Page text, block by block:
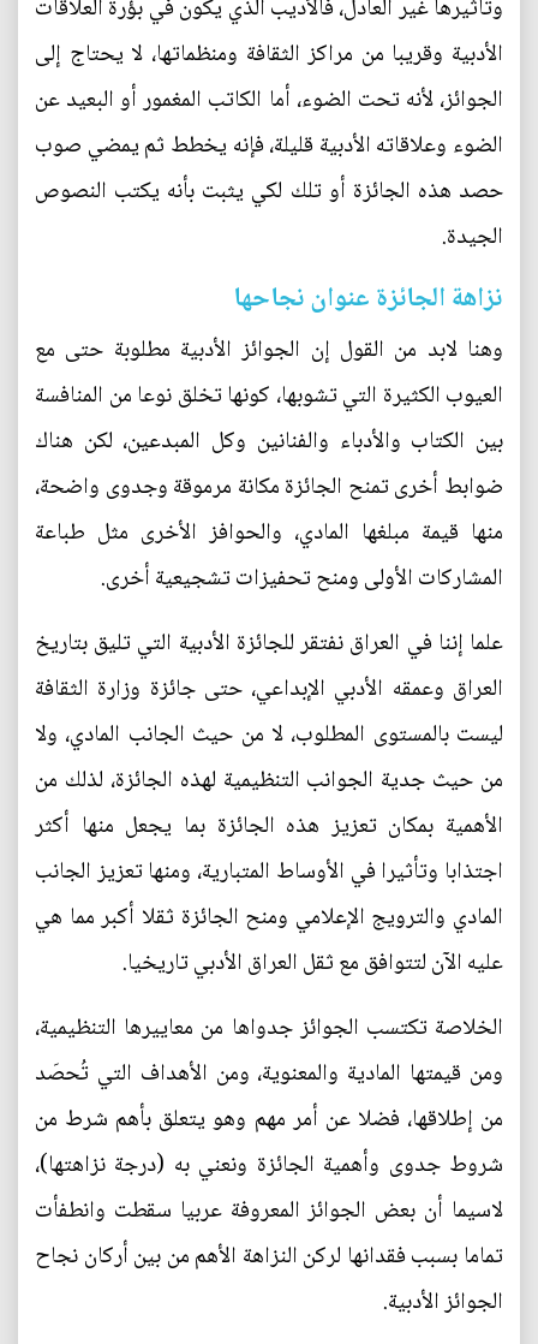
وتأثيرها غير العادل، فالأديب الذي يكون في بؤرة العلاقات
الأدبية وقريبا من مراكز الثقافة ومنظماتها، لا يحتاج إلى
الجوائز، لأنه تحت الضوء، أما الكاتب المغمور أو البعيد عن
الضوء وعلاقاته الأدبية قليلة، فإنه يخطط ثم يمضي صوب
حصد هذه الجائزة أو تلك لكي يثبت بأنه يكتب النصوص
الجيدة.
نزاهة الجائزة عنوان نجاحها
وهنا لابد من القول إن الجوائز الأدبية مطلوبة حتى مع
العيوب الكثيرة التي تشوبها، كونها تخلق نوعا من المنافسة
بين الكتاب والأدباء والفنانين وكل المبدعين، لكن هناك
ضوابط أخرى تمنح الجائزة مكانة مرموقة وجدوى واضحة،
منها قيمة مبلغها المادي، والحوافز الأخرى مثل طباعة
المشاركات الأولى ومنح تحفيزات تشجيعية أخرى.
علما إننا في العراق نفتقر للجائزة الأدبية التي تليق بتاريخ
العراق وعمقه الأدبي الإبداعي، حتى جائزة وزارة الثقافة
ليست بالمستوى المطلوب، لا من حيث الجانب المادي، ولا
من حيث جدية الجوانب التنظيمية لهذه الجائزة، لذلك من
الأهمية بمكان تعزيز هذه الجائزة بما يجعل منها أكثر
اجتذابا وتأثيرا في الأوساط المتبارية، ومنها تعزيز الجانب
المادي والترويج الإعلامي ومنح الجائزة ثقلا أكبر مما هي
عليه الآن لتتوافق مع ثقل العراق الأدبي تاريخيا.
الخلاصة تكتسب الجوائز جدواها من معاييرها التنظيمية،
ومن قيمتها المادية والمعنوية، ومن الأهداف التي تُحصَد
من إطلاقها، فضلا عن أمر مهم وهو يتعلق بأهم شرط من
شروط جدوى وأهمية الجائزة ونعني به (درجة نزاهتها)،
لاسيما أن بعض الجوائز المعروفة عربيا سقطت وانطفأت
تماما بسبب فقدانها لركن النزاهة الأهم من بين أركان نجاح
الجوائز الأدبية.